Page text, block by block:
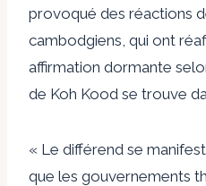
provoqué des réactions
cambodgiens, qui ont
affirmation dormante
de Koh Kood se trouve
« Le différend se
que les gouvernements